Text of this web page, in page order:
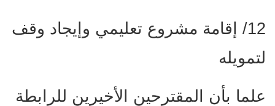
12/ إقامة مشروع تعليمي وإيجاد وقف
لتمويله
علما بأن المقترحين الأخيرين للرابطة